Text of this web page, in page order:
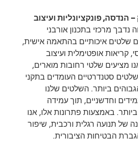
– הנדסה, פונקציונליות ועיצוב
נדבך מרכזי בתכנון אורבני
שלטים איכותיים בהתאמה אישית,
קריאות אופטימלית ועיצוב
מציעים שלטי רחובות מוארים,
סטנדרטיים העומדים בתקני
ביותר. השלטים שלנו
וחדשניים, תוך עמידה
באמצעות פתרונות אלו, אנו
של תנועה רגלית ורכבית, שיפור
הבטיחות הציבורית.